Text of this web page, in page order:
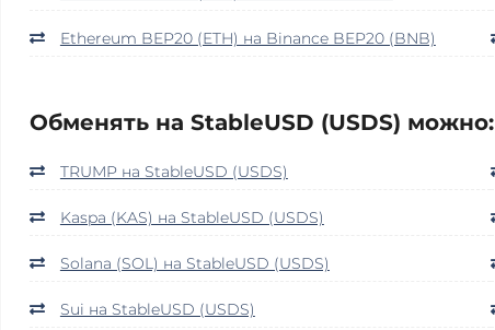
Ethereum BEP20 (ETH) на Binance BEP20 (BNB)
Обменять на StableUSD (USDS) можно:
TRUMP на StableUSD (USDS)
Kaspa (KAS) на StableUSD (USDS)
Solana (SOL) на StableUSD (USDS)
Sui на StableUSD (USDS)